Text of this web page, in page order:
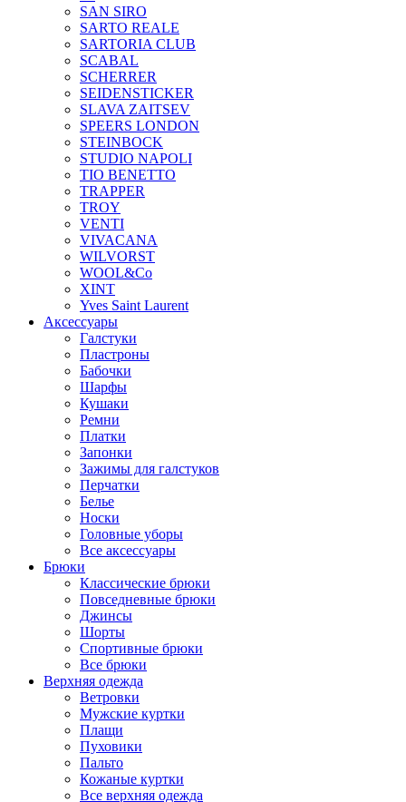
SAN SIRO
SARTO REALE
SARTORIA CLUB
SCABAL
SCHERRER
SEIDENSTICKER
SLAVA ZAITSEV
SPEERS LONDON
STEINBOCK
STUDIO NAPOLI
TIO BENETTO
TRAPPER
TROY
VENTI
VIVACANA
WILVORST
WOOL&Co
XINT
Yves Saint Laurent
Аксессуары
Галстуки
Пластроны
Бабочки
Шарфы
Кушаки
Ремни
Платки
Запонки
Зажимы для галстуков
Перчатки
Белье
Носки
Головные уборы
Все аксессуары
Брюки
Классические брюки
Повседневные брюки
Джинсы
Шорты
Спортивные брюки
Все брюки
Верхняя одежда
Ветровки
Мужские куртки
Плащи
Пуховики
Пальто
Кожаные куртки
Все верхняя одежда